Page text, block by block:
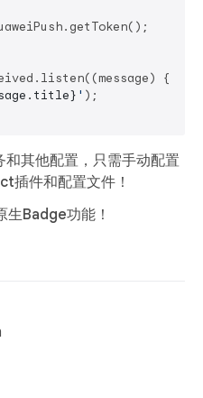
{
' );
其他配置，只需手动配置
插件和配置文件！
生Badge功能！